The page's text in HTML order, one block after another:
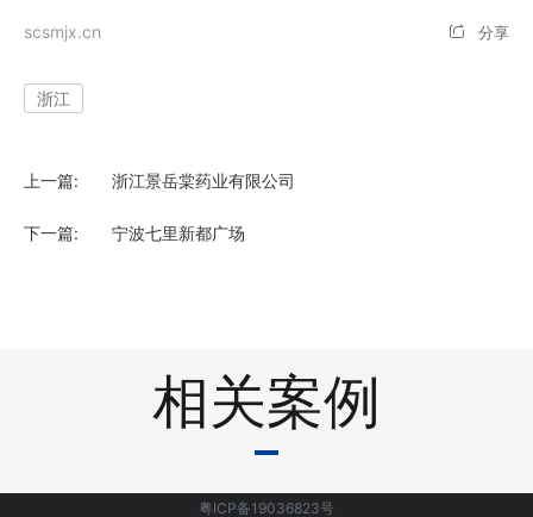
安徽
山东
scsmjx.cn 分享
浙江
上一篇: 浙江景岳棠药业有限公司
下一篇: 宁波七里新都广场
相关案例
粤ICP备19036823号